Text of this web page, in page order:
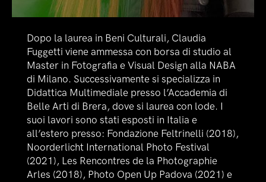
Dopo la laurea in Beni Culturali, Claudia
Fuggetti viene ammessa con borsa di studio al
Master in Fotografia e Visual Design alla NABA
di Milano. Successivamente si specializza in
Didattica Multimediale presso l’Accademia di
Belle Arti di Brera, dove si laurea con lode. I
suoi lavori sono stati esposti in Italia e
all’estero presso: Fondazione Feltrinelli (2018),
Noorderlicht International Photo Festival
(2021), Les Rencontres de la Photographie
Arles (2018), Photo Open Up Padova (2021) e